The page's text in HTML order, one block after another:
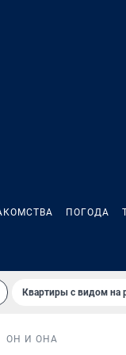
ПОГОДА
Квартиры с видом на
ОН И ОНА